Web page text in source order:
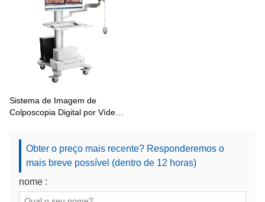
Sistema de Imagem de
Colposcopia Digital por Vídeo
Obter o preço mais recente? Responderemos o
mais breve possível (dentro de 12 horas)
nome :